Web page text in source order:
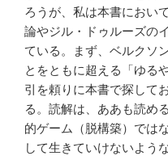
ろうが、私は本書におい
論やジル・ドゥルーズの
ている。まず、ベルクソ
とをともに超える「ゆる
引を頼りに本書で探して
る。読解は、ああも読め
的ゲーム（脱構築）では
して生きていけないよう